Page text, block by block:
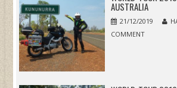
AUSTRALIA
21/12/2019
COMMENT